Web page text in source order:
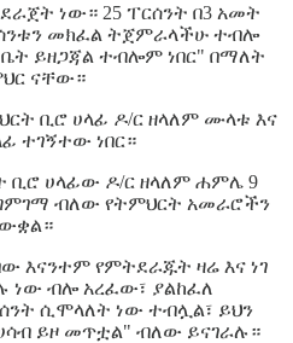
ነው። 25 ፐርሰንት በ3 አመት
መክፈል ትጀምራላችሁ ተብሎ
ይዘጋጃል ተብሎም ነበር" በማለት
ናቸው።
ቢሮ ሀላፊ ዶ/ር ዘላለም ሙላቱ እና
ተገኝተው ነበር።
ቢሮ ሀላፊው ዶ/ር ዘላለም ሐምሌ 9
ግምገማ ብለው የትምህርት አመራሮችን
እናንተም የምትደራጁት ዛሬ እና ነገ
ነው ብሎ አረፈው፣ ያልከፈለ
ሲሞላለት ነው ተብሏል፣ ይህን
ይዞ መጥቷል" ብለው ይናገራሉ።